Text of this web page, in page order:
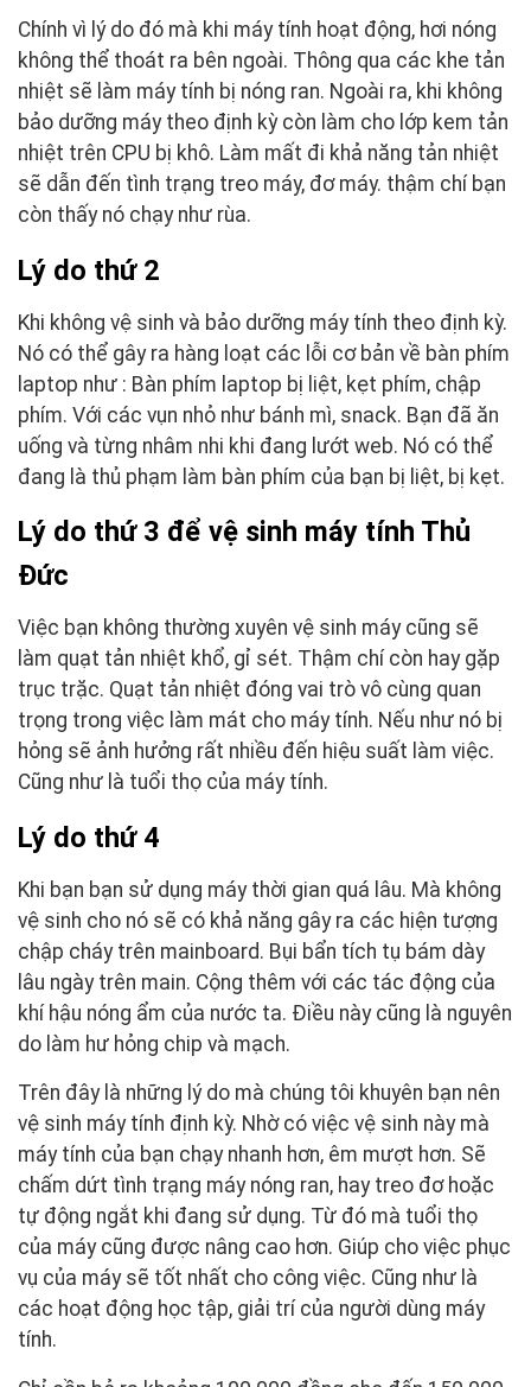
Chính vì lý do đó mà khi máy tính hoạt động, hơi nóng
không thể thoát ra bên ngoài. Thông qua các khe tản
nhiệt sẽ làm máy tính bị nóng ran. Ngoài ra, khi không
bảo dưỡng máy theo định kỳ còn làm cho lớp kem tản
nhiệt trên CPU bị khô. Làm mất đi khả năng tản nhiệt
sẽ dẫn đến tình trạng treo máy, đơ máy. thậm chí bạn
còn thấy nó chạy như rùa.
Lý do thứ 2
Khi không vệ sinh và bảo dưỡng máy tính theo định kỳ.
Nó có thể gây ra hàng loạt các lỗi cơ bản về bàn phím
laptop như : Bàn phím laptop bị liệt, kẹt phím, chập
phím. Với các vụn nhỏ như bánh mì, snack. Bạn đã ăn
uống và từng nhâm nhi khi đang lướt web. Nó có thể
đang là thủ phạm làm bàn phím của bạn bị liệt, bị kẹt.
Lý do thứ 3 để vệ sinh máy tính Thủ
Đức
Việc bạn không thường xuyên vệ sinh máy cũng sẽ
làm quạt tản nhiệt khổ, gỉ sét. Thậm chí còn hay gặp
trục trặc. Quạt tản nhiệt đóng vai trò vô cùng quan
trọng trong việc làm mát cho máy tính. Nếu như nó bị
hỏng sẽ ảnh hưởng rất nhiều đến hiệu suất làm việc.
Cũng như là tuổi thọ của máy tính.
Lý do thứ 4
Khi bạn bạn sử dụng máy thời gian quá lâu. Mà không
vệ sinh cho nó sẽ có khả năng gây ra các hiện tượng
chập cháy trên mainboard. Bụi bẩn tích tụ bám dày
lâu ngày trên main. Cộng thêm với các tác động của
khí hậu nóng ẩm của nước ta. Điều này cũng là nguyên
do làm hư hỏng chip và mạch.
Trên đây là những lý do mà chúng tôi khuyên bạn nên
vệ sinh máy tính định kỳ. Nhờ có việc vệ sinh này mà
máy tính của bạn chạy nhanh hơn, êm mượt hơn. Sẽ
chấm dứt tình trạng máy nóng ran, hay treo đơ hoặc
tự động ngắt khi đang sử dụng. Từ đó mà tuổi thọ
của máy cũng được nâng cao hơn. Giúp cho việc phục
vụ của máy sẽ tốt nhất cho công việc. Cũng như là
các hoạt động học tập, giải trí của người dùng máy
tính.